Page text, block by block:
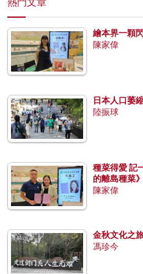
繪本界一顆
陳家偉
日本人口萎
陸振球
種菜得愛 記
的離島種菜》
陳家偉
金秋文化之
馮珍今